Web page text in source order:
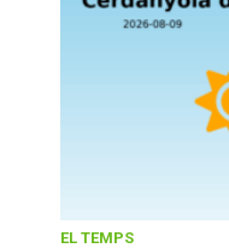
EL TEMPS